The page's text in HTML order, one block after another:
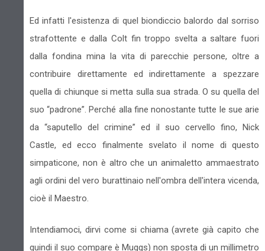
Ed infatti l'esistenza di quel biondiccio balordo dal sorriso
strafottente e dalla Colt fin troppo svelta a saltare fuori
dalla fondina mina la vita di parecchie persone, oltre a
contribuire direttamente ed indirettamente a spezzare
quella di chiunque si metta sulla sua strada. O su quella del
suo “padrone”. Perché alla fine nonostante tutte le sue arie
da “saputello del crimine” ed il suo cervello fino, Nick
Castle, ed ecco finalmente svelato il nome di questo
simpaticone, non è altro che un animaletto ammaestrato
agli ordini del vero burattinaio nell'ombra dell'intera vicenda,
cioè il Maestro.
Intendiamoci, dirvi come si chiama (avrete già capito che
quindi il suo compare è Muggs) non sposta di un millimetro